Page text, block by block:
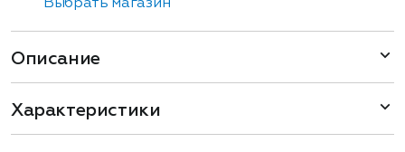
Выбрать магазин
Описание
Характеристики